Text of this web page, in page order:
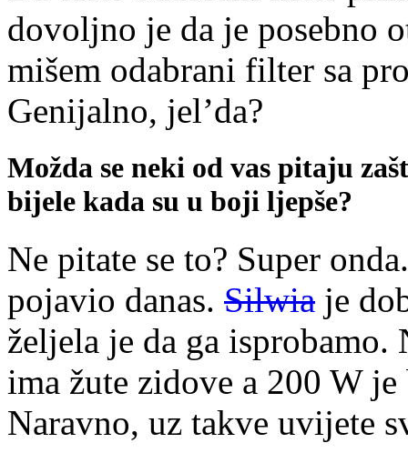
dovoljno je da je posebno
mišem odabrani filter sa
Genijalno, jel’da?
Možda se neki od vas pitaju
bijele kada su u boji ljepše?
Ne pitate se to? Super
pojavio danas. Silwia je
željela je da ga isprobamo.
ima žute zidove a 200 W
Naravno, uz takve uvijete